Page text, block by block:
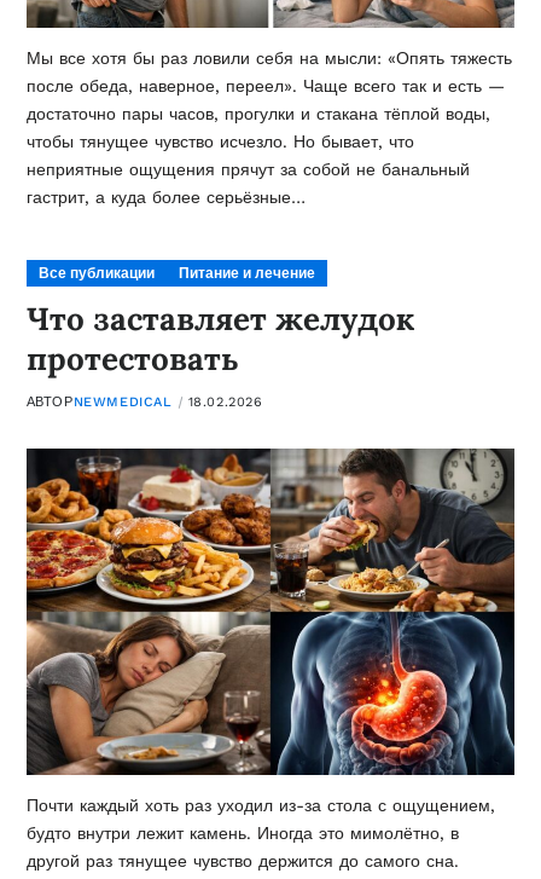
Мы все хотя бы раз ловили себя на мысли: «Опять тяжесть
после обеда, наверное, переел». Чаще всего так и есть —
достаточно пары часов, прогулки и стакана тёплой воды,
чтобы тянущее чувство исчезло. Но бывает, что
неприятные ощущения прячут за собой не банальный
гастрит, а куда более серьёзные…
Все публикации Питание и лечение
Что заставляет желудок
протестовать
АВТОРNEWMEDICAL 18.02.2026
Почти каждый хоть раз уходил из-за стола с ощущением,
будто внутри лежит камень. Иногда это мимолётно, в
другой раз тянущее чувство держится до самого сна.